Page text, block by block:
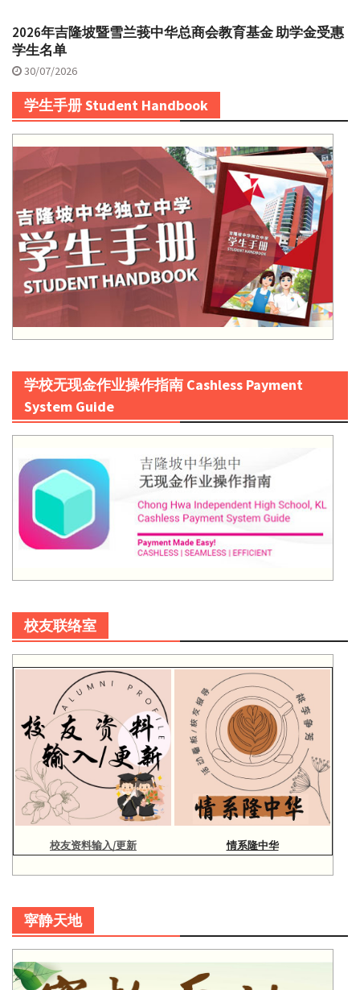
2026年吉隆坡暨雪兰莪中华总商会教育基金 助学金受惠
学生名单
30/07/2026
学生手册 Student Handbook
学校无现金作业操作指南 Cashless Payment
System Guide
校友联络室
校友资料输入/更新 情系隆中华
寜静天地